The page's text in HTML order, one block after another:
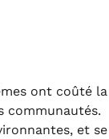
ont coûté la
communautés.
et se